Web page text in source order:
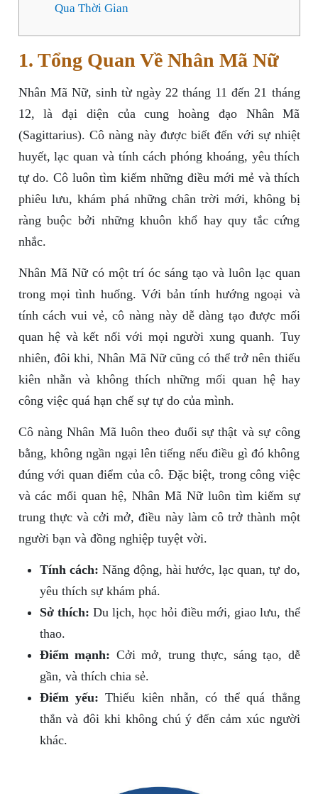
Qua Thời Gian
1. Tổng Quan Về Nhân Mã Nữ
Nhân Mã Nữ, sinh từ ngày 22 tháng 11 đến 21 tháng
12, là đại diện của cung hoàng đạo Nhân Mã
(Sagittarius). Cô nàng này được biết đến với sự nhiệt
huyết, lạc quan và tính cách phóng khoáng, yêu thích
tự do. Cô luôn tìm kiếm những điều mới mẻ và thích
phiêu lưu, khám phá những chân trời mới, không bị
ràng buộc bởi những khuôn khổ hay quy tắc cứng
nhắc.
Nhân Mã Nữ có một trí óc sáng tạo và luôn lạc quan
trong mọi tình huống. Với bản tính hướng ngoại và
tính cách vui vẻ, cô nàng này dễ dàng tạo được mối
quan hệ và kết nối với mọi người xung quanh. Tuy
nhiên, đôi khi, Nhân Mã Nữ cũng có thể trở nên thiếu
kiên nhẫn và không thích những mối quan hệ hay
công việc quá hạn chế sự tự do của mình.
Cô nàng Nhân Mã luôn theo đuổi sự thật và sự công
bằng, không ngần ngại lên tiếng nếu điều gì đó không
đúng với quan điểm của cô. Đặc biệt, trong công việc
và các mối quan hệ, Nhân Mã Nữ luôn tìm kiếm sự
trung thực và cởi mở, điều này làm cô trở thành một
người bạn và đồng nghiệp tuyệt vời.
Tính cách: Năng động, hài hước, lạc quan, tự do,
yêu thích sự khám phá.
Sở thích: Du lịch, học hỏi điều mới, giao lưu, thể
thao.
Điểm mạnh: Cởi mở, trung thực, sáng tạo, dễ
gần, và thích chia sẻ.
Điểm yếu: Thiếu kiên nhẫn, có thể quá thẳng
thắn và đôi khi không chú ý đến cảm xúc người
khác.